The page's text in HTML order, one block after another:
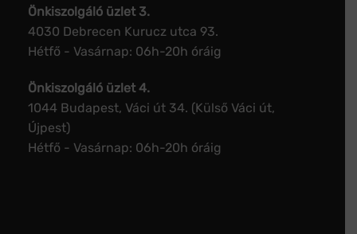
Önkiszolgáló üzlet 3.
4030 Debrecen Kurucz utca 93.
Hétfő - Vasárnap: 06h-20h óráig
Önkiszolgáló üzlet 4.
1044 Budapest, Váci út 34. (Külső Váci út,
Újpest)
Hétfő - Vasárnap: 06h-20h óráig